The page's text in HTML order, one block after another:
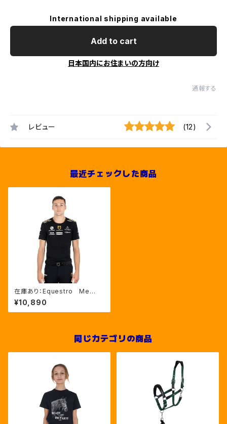
International shipping available
Add to cart
日本国内にお住まいの方向け
通報する
レビュー (12)
最近チェックした商品
在庫あり：Equestro Me
n’ｓ マルチロゴTシャツ（ETM
00171）
¥10,890
同じカテゴリの商品